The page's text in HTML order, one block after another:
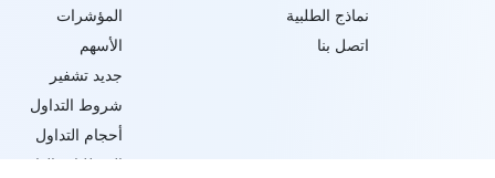
نماذج الطلبية
اتصل بنا
المؤشرات
الأسهم
جديد تشفير
شروط التداول
أحجام التداول
المتطلبات الهامشية